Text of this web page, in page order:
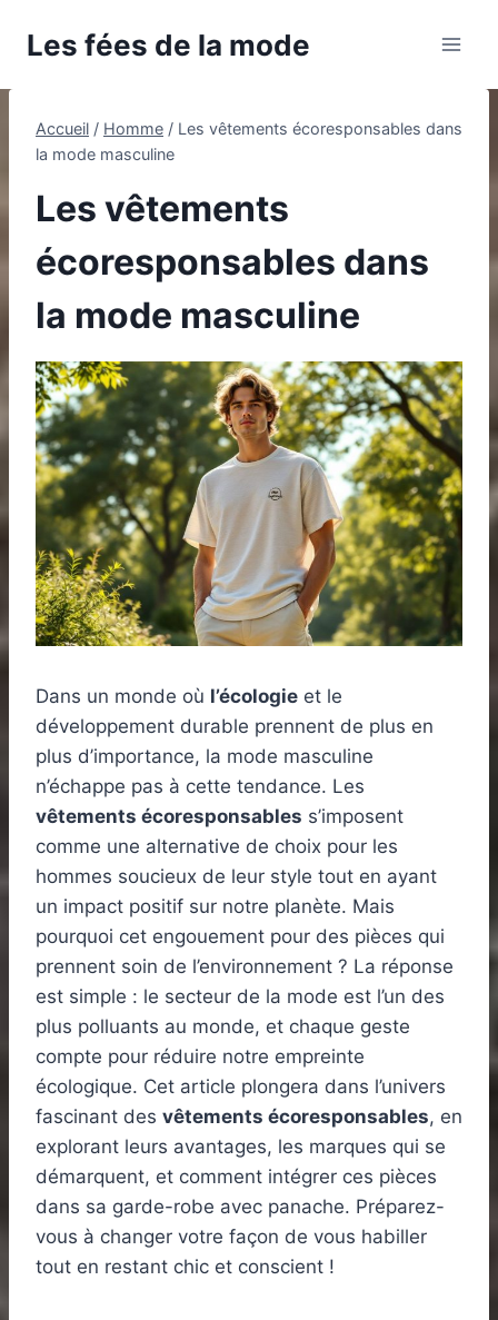
Les fées de la mode
Accueil / Homme / Les vêtements écoresponsables dans
la mode masculine
Les vêtements
écoresponsables dans
la mode masculine
Dans un monde où l’écologie et le
développement durable prennent de plus en
plus d’importance, la mode masculine
n’échappe pas à cette tendance. Les
vêtements écoresponsables s’imposent
comme une alternative de choix pour les
hommes soucieux de leur style tout en ayant
un impact positif sur notre planète. Mais
pourquoi cet engouement pour des pièces qui
prennent soin de l’environnement ? La réponse
est simple : le secteur de la mode est l’un des
plus polluants au monde, et chaque geste
compte pour réduire notre empreinte
écologique. Cet article plongera dans l’univers
fascinant des vêtements écoresponsables, en
explorant leurs avantages, les marques qui se
démarquent, et comment intégrer ces pièces
dans sa garde-robe avec panache. Préparez-
vous à changer votre façon de vous habiller
tout en restant chic et conscient !